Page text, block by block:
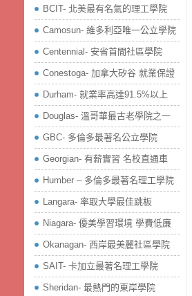
BCIT- 北美最有名氣的理工學院
Camosun- 維多利亞唯一公立學院
Centennial- 安省首間社區學院
Conestoga- 加拿大矽谷 就業保證
Durham- 就業率高達91.5%以上
Douglas- 溫哥華最古老學院之一
GBC- 多倫多最著名公立學院
Georgian- 有薪實習 名校直通車
Humber – 多倫多最著名理工學院
Langara- 率取大學最佳跳板
Niagara- 優美學習環境 學費低廉
Okanagan- 西岸最美麗社區學院
SAIT- 卡加立最著名理工學院
Sheridan- 最熱門的東岸學院